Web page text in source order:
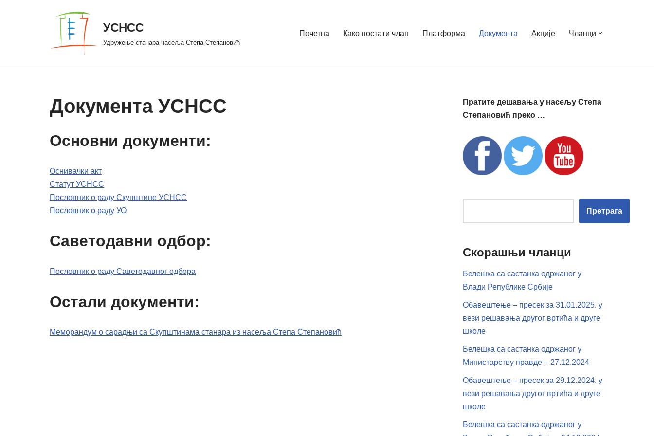
УСНСС
Удружење станара насеља Степа Степановић
Почетна Како постати члан Платформа Документа Акције Чланци
Документа УСНСС
Основни документи:
Оснивачки акт
Статут УСНСС
Пословник о раду Скупштине УСНСС
Пословник о раду УО
Саветодавни одбор:
Пословник о раду Саветодавног одбора
Остали документи:
Меморандум о сарадњи са Скупштинама станара из насеља Степа Степановић
Пратите дешавања у насељу Степа
Степановић преко …
Претрага
Скорашњи чланци
Белешка са састанка одржаног у
Влади Републике Србије
Обавештење – пресек за 31.01.2025. у
вези решавања другог вртића и друге
школе
Белешка са састанка одржаног у
Министарству правде – 27.12.2024
Обавештење – пресек за 29.12.2024. у
вези решавања другог вртића и друге
школе
Белешка са састанка одржаног у